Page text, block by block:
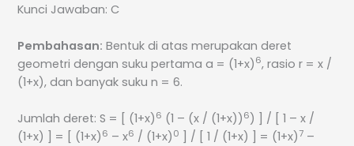
Kunci Jawaban: C
Pembahasan: Bentuk di atas merupakan deret
geometri dengan suku pertama a = (1+x) 6, rasio r = x /
(1+x), dan banyak suku n = 6.
Jumlah deret: S = [ (1+x) 6 (1 – (x / (1+x)) 6) ] / [ 1 – x /
(1+x) ] = [ (1+x) 6 – x6 / (1+x) 0 ] / [ 1 / (1+x) ] = (1+x) 7 –